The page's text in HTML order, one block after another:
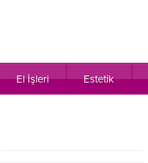
El İşleri Estetik